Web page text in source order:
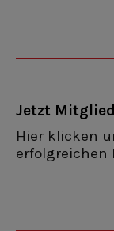
Jetzt
Hier klicken
erfolgreichen